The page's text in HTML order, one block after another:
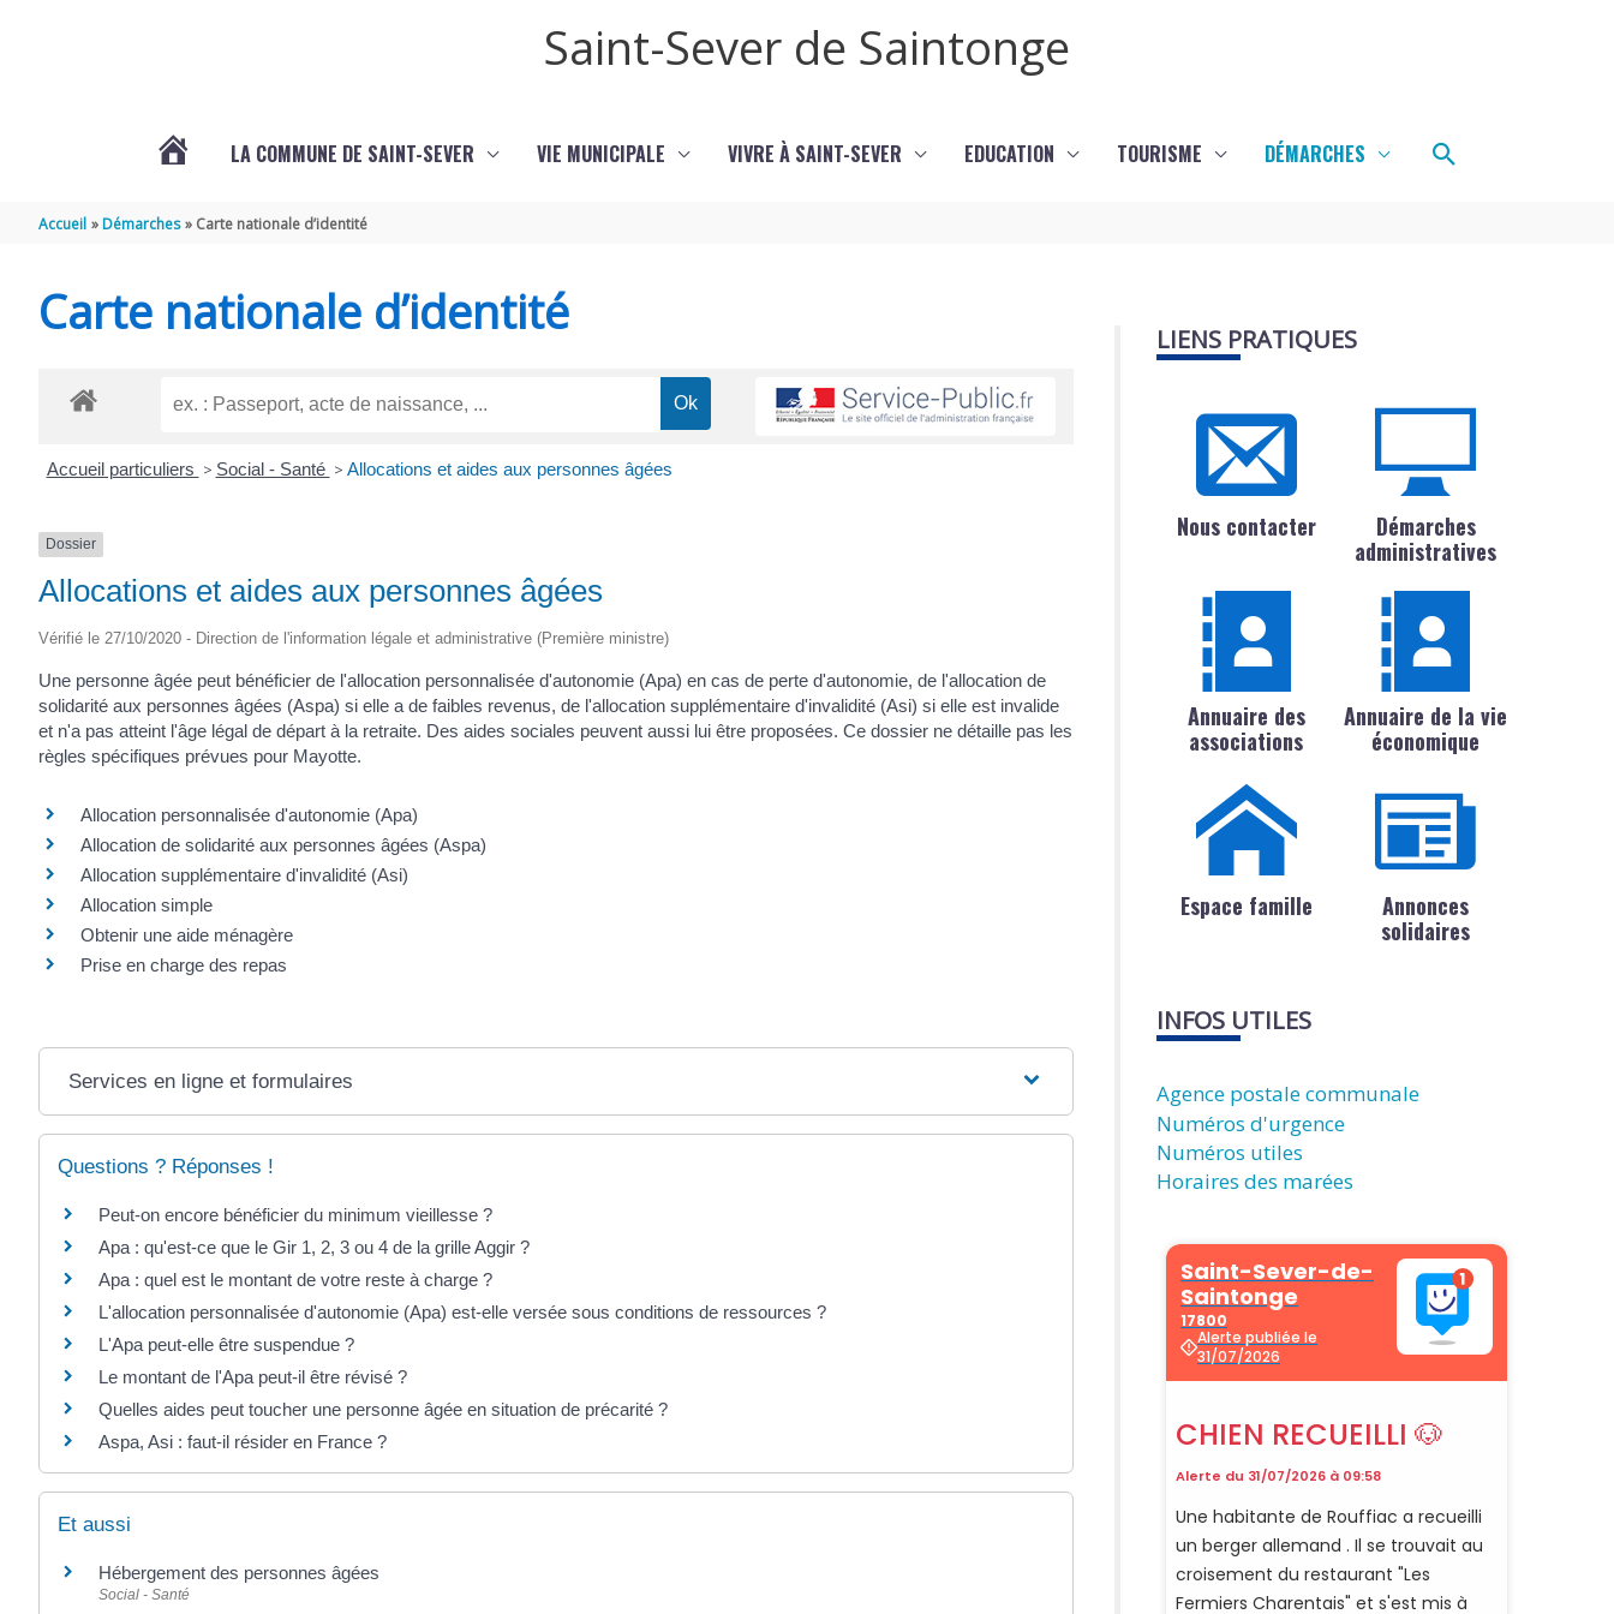
Saint-Sever de Saintonge
SAINTONGE
LA COMMUNE DE SAINT-SEVER VIE MUNICIPALE VIVRE À SAINT-SEVER EDUCATION TOURISME DÉMARCHES Rechercher
Accueil Démarches Carte nationale d’identité
Carte nationale d’identité
Accueil particuliers > Social - Santé > Allocations et aides aux personnes âgées
Dossier
Allocations et aides aux personnes âgées
Vérifié le 27/10/2020 - Direction de l'information légale et administrative (Première ministre)
Une personne âgée peut bénéficier de l'allocation personnalisée d'autonomie (Apa) en cas de perte d'autonomie, de l'allocation de
solidarité aux personnes âgées (Aspa) si elle a de faibles revenus, de l'allocation supplémentaire d'invalidité (Asi) si elle est invalide
et n'a pas atteint l'âge légal de départ à la retraite. Des aides sociales peuvent aussi lui être proposées. Ce dossier ne détaille pas les
règles spécifiques prévues pour Mayotte.
Allocation personnalisée d'autonomie (Apa)
Allocation de solidarité aux personnes âgées (Aspa)
Allocation supplémentaire d'invalidité (Asi)
Allocation simple
Obtenir une aide ménagère
Prise en charge des repas
Services en ligne et formulaires
Questions ? Réponses !
Peut-on encore bénéficier du minimum vieillesse ?
Apa : qu'est-ce que le Gir 1, 2, 3 ou 4 de la grille Aggir ?
Apa : quel est le montant de votre reste à charge ?
L'allocation personnalisée d'autonomie (Apa) est-elle versée sous conditions de ressources ?
L'Apa peut-elle être suspendue ?
Le montant de l'Apa peut-il être révisé ?
Quelles aides peut toucher une personne âgée en situation de précarité ?
Aspa, Asi : faut-il résider en France ?
Et aussi
Hébergement des personnes âgées
Social - Santé
LIENS PRATIQUES
Nous contacter
Démarches
administratives
Annuaire des
associations
Annuaire de la vie
économique
Espace famille
Annonces
solidaires
INFOS UTILES
Agence postale communale
Numéros d'urgence
Numéros utiles
Horaires des marées